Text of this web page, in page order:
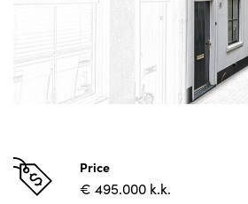
Price
€ 495.000 k.k.